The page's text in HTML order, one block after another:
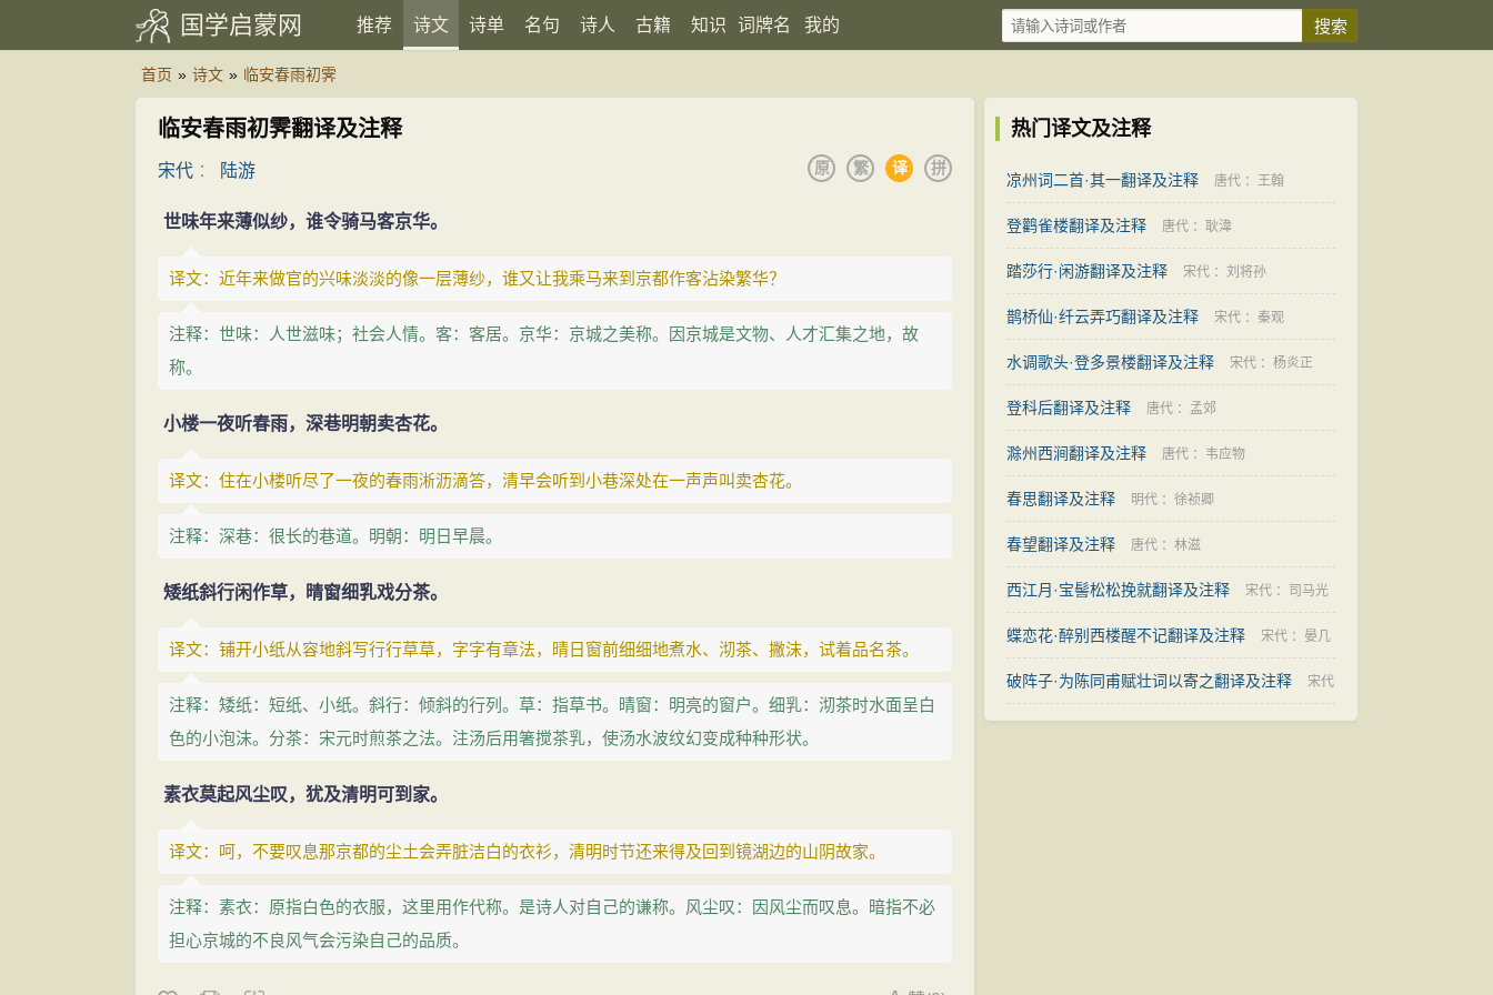
国学启蒙网 推荐 诗文 诗单 名句 诗人 古籍 知识 词牌名 我的
首页 » 诗文 » 临安春雨初霁
临安春雨初霁翻译及注释
宋代 ： 陆游 拼
译
繁
原
世味年来薄似纱，谁令骑马客京华。
译文：近年来做官的兴味淡淡的像一层薄纱，谁又让我乘马来到京都作客沾染繁华？
注释：世味：人世滋味；社会人情。客：客居。京华：京城之美称。因京城是文物、人才汇集之地，故
称。
小楼一夜听春雨，深巷明朝卖杏花。
译文：住在小楼听尽了一夜的春雨淅沥滴答，清早会听到小巷深处在一声声叫卖杏花。
注释：深巷：很长的巷道。明朝：明日早晨。
矮纸斜行闲作草，晴窗细乳戏分茶。
译文：铺开小纸从容地斜写行行草草，字字有章法，晴日窗前细细地煮水、沏茶、撇沫，试着品名茶。
注释：矮纸：短纸、小纸。斜行：倾斜的行列。草：指草书。晴窗：明亮的窗户。细乳：沏茶时水面呈白
色的小泡沫。分茶：宋元时煎茶之法。注汤后用箸搅茶乳，使汤水波纹幻变成种种形状。
素衣莫起风尘叹，犹及清明可到家。
译文：呵，不要叹息那京都的尘土会弄脏洁白的衣衫，清明时节还来得及回到镜湖边的山阴故家。
注释：素衣：原指白色的衣服，这里用作代称。是诗人对自己的谦称。风尘叹：因风尘而叹息。暗指不必
担心京城的不良风气会污染自己的品质。
热门译文及注释
凉州词二首·其一翻译及注释 唐代 ： 王翰
登鹳雀楼翻译及注释 唐代 ： 耿湋
踏莎行·闲游翻译及注释 宋代 ： 刘将孙
鹊桥仙·纤云弄巧翻译及注释 宋代 ： 秦观
水调歌头·登多景楼翻译及注释 宋代 ： 杨炎正
登科后翻译及注释 唐代 ： 孟郊
滁州西涧翻译及注释 唐代 ： 韦应物
春思翻译及注释 明代 ： 徐祯卿
春望翻译及注释 唐代 ： 林滋
西江月·宝髻松松挽就翻译及注释 宋代 ： 司马光
蝶恋花·醉别西楼醒不记翻译及注释 宋代 ： 晏几
道
破阵子·为陈同甫赋壮词以寄之翻译及注释 宋代